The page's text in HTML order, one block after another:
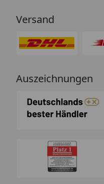
Versand
Auszeichnungen